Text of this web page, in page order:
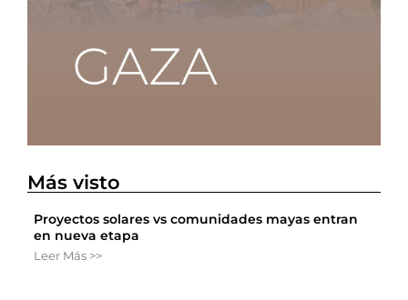
Más visto
Proyectos solares vs comunidades mayas entran
en nueva etapa
Leer Más >>